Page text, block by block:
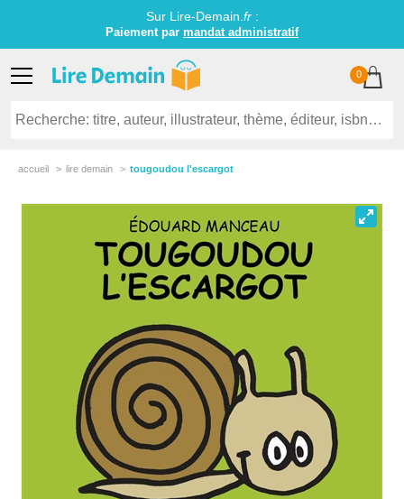
Sur Lire-Demain. fr:
Paiement par mandat administratif
0
accueil lire demain tougoudou l'escargot